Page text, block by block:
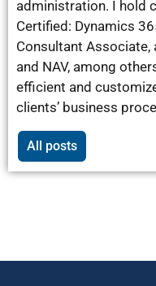
administration. I hold
Certified: Dynamics
Consultant Associate,
and NAV, among
efficient and
clients’ business
All posts